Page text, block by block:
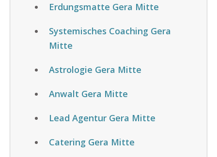
Erdungsmatte Gera Mitte
Systemisches Coaching Gera
Mitte
Astrologie Gera Mitte
Anwalt Gera Mitte
Lead Agentur Gera Mitte
Catering Gera Mitte